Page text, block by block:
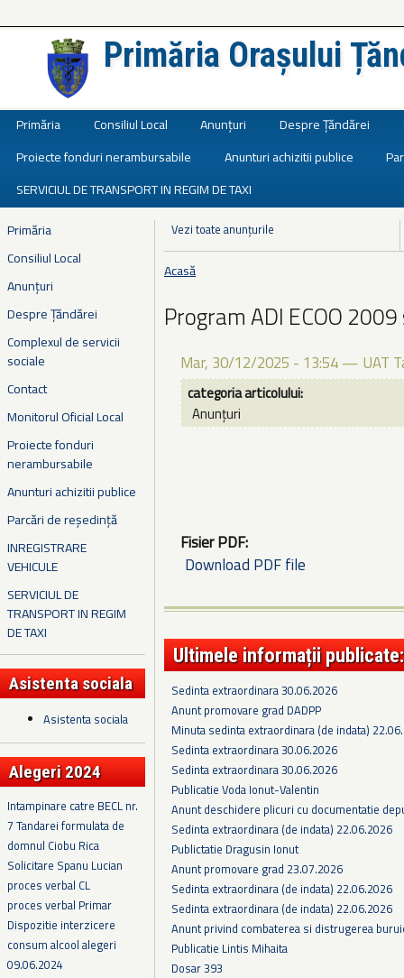
Primăria Orașului
Primăria Consiliul Local Anunțuri Despre Țăndărei
Proiecte fonduri nerambursabile
Anunturi achizitii publice
SERVICIUL DE TRANSPORT IN REGIM DE TAXI
Primăria
Consiliul Local
Anunțuri
Despre Țăndărei
Complexul de servicii
sociale
Contact
Monitorul Oficial Local
Proiecte fonduri
nerambursabile
Anunturi achizitii publice
Parcări de reședință
INREGISTRARE
VEHICULE
SERVICIUL DE
TRANSPORT IN REGIM
DE TAXI
Asistenta sociala
Asistenta sociala
Alegeri 2024
Intampinare catre BECL nr.
7 Tandarei formulata de
domnul Ciobu Rica
Solicitare Spanu Lucian
proces verbal CL
proces verbal Primar
Dispozitie interzicere
consum alcool alegeri
09.06.2024
Vezi toate anunțurile
Eşti aici
Acasă
Program ADI ECOO
Mar, 30/12/2025 - 13:54 — UAT
categoria articolului:
Anunțuri
Fisier PDF:
Download PDF file
Ultimele informații publicate:
Sedinta extraordinara 30.06.2026
Anunt promovare grad DADPP
Minuta sedinta extraordinara (de indata)
Sedinta extraordinara 30.06.2026
Sedinta extraordinara 30.06.2026
Publicatie Voda Ionut-Valentin
Anunt deschidere plicuri cu documentatie
Sedinta extraordinara (de indata) 22.06.2026
Publictatie Dragusin Ionut
Anunt promovare grad 23.07.2026
Sedinta extraordinara (de indata) 22.06.2026
Sedinta extraordinara (de indata) 22.06.2026
Anunt privind combaterea si distrugerea
Publicatie Lintis Mihaita
Dosar 393